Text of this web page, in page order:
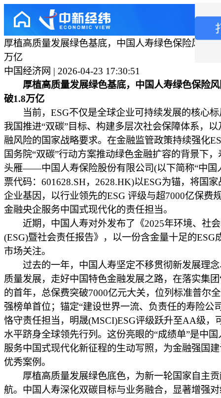
厚植高质量发展绿色基底，中国人寿绿色保险风险
万亿
中国经济网 | 2026-04-23 17:30:51
厚植高质量发展绿色基底，中国人寿绿色保险
破1.8万亿
当前，ESG不仅是全球企业可持续发展的核心标
我国推进“双碳”目标、构建多层次社会保障体系，以
融风险的国家战略要求。在金融监管政策持续强化
国务院“双碳”行动方案推动绿色金融扩容的背景下
头雁——中国人寿保险股份有限公司(以下简称“中国
票代码：601628.SH，2628.HK)以ESG为锚，将国
企业基因，以行业领先的ESG 评级与超7000亿保费
金融央企服务中国式现代化的责任担当。
近期，中国人寿对外发布了《2025年环境、社
(ESG)暨社会责任报告》，以一份含金量十足的ESG
市场关注。
过去的一年，中国人寿坚定不移贯彻新发展理念
质量发展，走好中国特色金融发展之路，在落实集团
的首年，总保费突破7000亿元大关，位列标准普尔
强榜单首位；锚定“建设世界一流、负责任的寿险公
恪守责任担当，明晟(MSCI)ESG评级跃升至AA级，
水平跻身全球领先行列。这份亮眼的“成绩单”是中国
服务中国式现代化新征程的生动写照，为金融强国
优秀案例。
厚植高质量发展绿色底色，为新一轮国家自主贡
航。中国人寿深化双碳目标与业务融合，显著增强